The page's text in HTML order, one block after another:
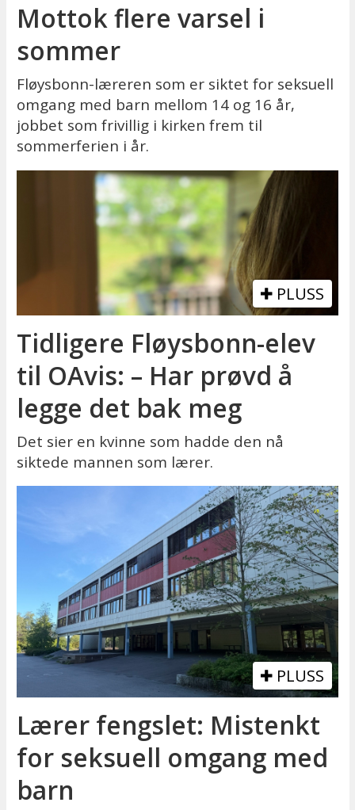
Mottok flere varsel i
sommer
Fløysbonn-læreren som er siktet for seksuell
omgang med barn mellom 14 og 16 år,
jobbet som frivillig i kirken frem til
sommerferien i år.
PLUSS
Tidligere Fløysbonn-elev
til OAvis: – Har prøvd å
legge det bak meg
Det sier en kvinne som hadde den nå
siktede mannen som lærer.
PLUSS
Lærer fengslet: Mistenkt
for seksuell omgang med
barn